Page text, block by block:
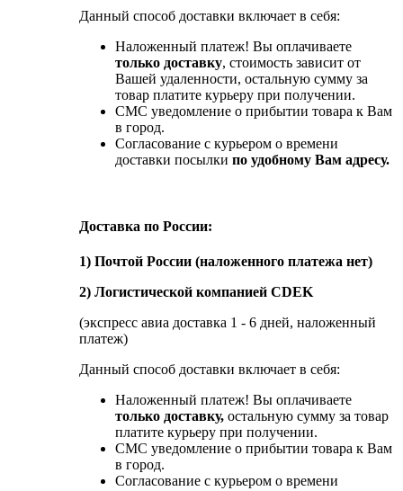
Данный способ доставки включает в себя:
Наложенный платеж! Вы оплачиваете
только доставку, стоимость зависит от
Вашей удаленности, остальную сумму за
товар платите курьеру при получении.
СМС уведомление о прибытии товара к Вам
в город.
Согласование с курьером о времени
доставки посылки по удобному Вам адресу.
Доставка по России:
1) Почтой России (наложенного платежа нет)
2) Логистической компанией CDEK
(экспресс авиа доставка 1 - 6 дней, наложенный
платеж)
Данный способ доставки включает в себя:
Наложенный платеж! Вы оплачиваете
только доставку, остальную сумму за товар
платите курьеру при получении.
СМС уведомление о прибытии товара к Вам
в город.
Согласование с курьером о времени